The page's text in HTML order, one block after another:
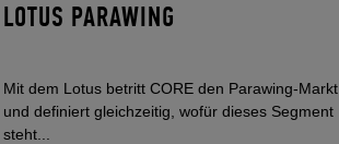
LOTUS PARAWING
Mit dem Lotus betritt CORE den Parawing-Markt
und definiert gleichzeitig, wofür dieses Segment
steht...